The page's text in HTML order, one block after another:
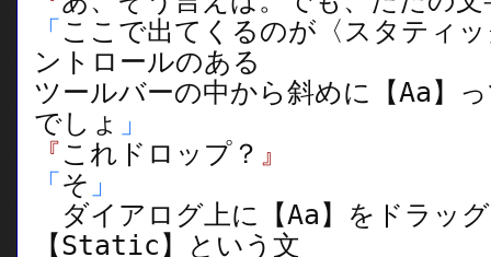
「ここで出てくるのが〈スタティ
ントロールのある
ツールバーの中から斜めに【Aa】
でしょ 」
『これドロップ？ 』
「そ 」
ダイアログ上に【Aa】をドラッ
【Static】という文